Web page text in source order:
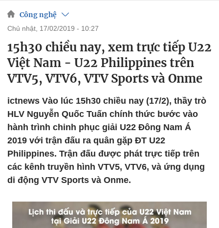
Công nghệ
chủ nhật, 17/02/2019 - 10:27
15h30 chiều nay, xem trực tiếp U22
Việt Nam - U22 Philippines trên
VTV5, VTV6, VTV Sports và Onme
ictnews Vào lúc 15h30 chiều nay (17/2), thầy trò
HLV Nguyễn Quốc Tuấn chính thức bước vào
hành trình chinh phục giải U22 Đông Nam Á
2019 với trận đấu ra quân gặp ĐT U22
Philippines. Trận đấu được phát trực tiếp trên
các kênh truyền hình VTV5, VTV6, và ứng dụng
di động VTV Sports và Onme.